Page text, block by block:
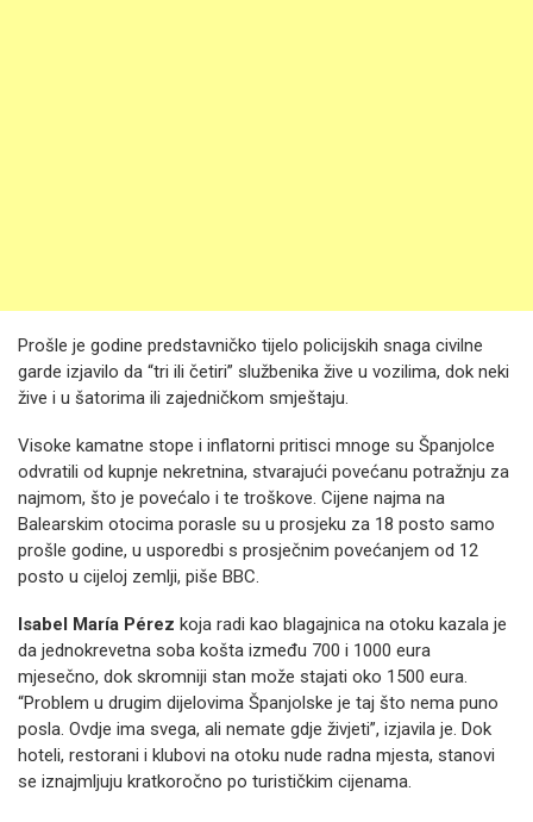
Prošle je godine predstavničko tijelo policijskih snaga civilne
garde izjavilo da “tri ili četiri” službenika žive u vozilima, dok neki
žive i u šatorima ili zajedničkom smještaju.
Visoke kamatne stope i inflatorni pritisci mnoge su Španjolce
odvratili od kupnje nekretnina, stvarajući povećanu potražnju za
najmom, što je povećalo i te troškove. Cijene najma na
Balearskim otocima porasle su u prosjeku za 18 posto samo
prošle godine, u usporedbi s prosječnim povećanjem od 12
posto u cijeloj zemlji, piše BBC.
Isabel María Pérez koja radi kao blagajnica na otoku kazala je
da jednokrevetna soba košta između 700 i 1000 eura
mjesečno, dok skromniji stan može stajati oko 1500 eura.
“Problem u drugim dijelovima Španjolske je taj što nema puno
posla. Ovdje ima svega, ali nemate gdje živjeti”, izjavila je. Dok
hoteli, restorani i klubovi na otoku nude radna mjesta, stanovi
se iznajmljuju kratkoročno po turističkim cijenama.